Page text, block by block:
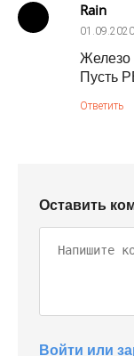
Rain
01.09.2020
Железо
Пусть
Ответить
Оставить
Войти или